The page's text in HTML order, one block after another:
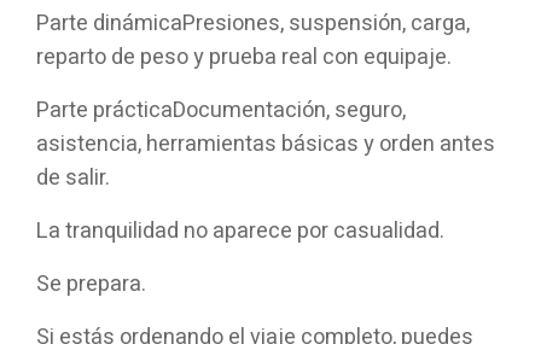
Parte dinámicaPresiones, suspensión, carga,
reparto de peso y prueba real con equipaje.
Parte prácticaDocumentación, seguro,
asistencia, herramientas básicas y orden antes
de salir.
La tranquilidad no aparece por casualidad.
Se prepara.